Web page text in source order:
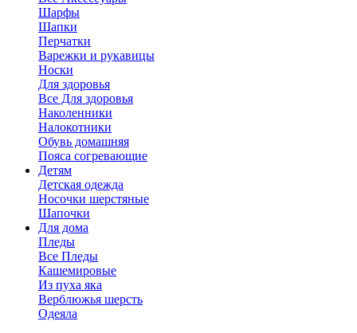
Шарфы
Шапки
Перчатки
Варежки и рукавицы
Носки
Для здоровья
Все Для здоровья
Наколенники
Налокотники
Обувь домашняя
Пояса согревающие
Детям
Детская одежда
Носочки шерстяные
Шапочки
Для дома
Пледы
Все Пледы
Кашемировые
Из пуха яка
Верблюжья шерсть
Одеяла